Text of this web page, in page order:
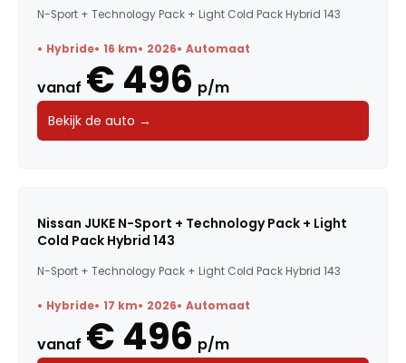
N-Sport + Technology Pack + Light Cold Pack Hybrid 143
Hybride 16 km 2026 Automaat
vanaf € 496 p/m
Bekijk de auto →
Nissan JUKE N-Sport + Technology Pack + Light
Cold Pack Hybrid 143
N-Sport + Technology Pack + Light Cold Pack Hybrid 143
Hybride 17 km 2026 Automaat
vanaf € 496 p/m